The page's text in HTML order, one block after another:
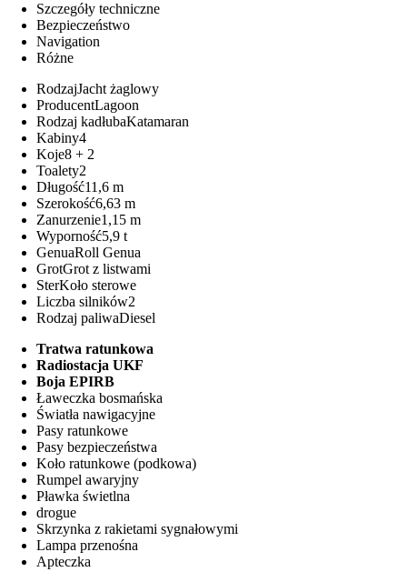
Szczegóły techniczne
Bezpieczeństwo
Navigation
Różne
RodzajJacht żaglowy
ProducentLagoon
Rodzaj kadłubaKatamaran
Kabiny4
Koje8 + 2
Toalety2
Długość11,6 m
Szerokość6,63 m
Zanurzenie1,15 m
Wyporność5,9 t
GenuaRoll Genua
GrotGrot z listwami
SterKoło sterowe
Liczba silników2
Rodzaj paliwaDiesel
Tratwa ratunkowa
Radiostacja UKF
Boja EPIRB
Ławeczka bosmańska
Światła nawigacyjne
Pasy ratunkowe
Pasy bezpieczeństwa
Koło ratunkowe (podkowa)
Rumpel awaryjny
Pławka świetlna
drogue
Skrzynka z rakietami sygnałowymi
Lampa przenośna
Apteczka